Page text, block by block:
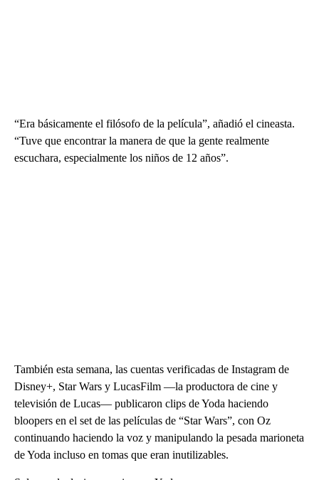
“Era básicamente el filósofo de la película”, añadió el cineasta.
“Tuve que encontrar la manera de que la gente realmente
escuchara, especialmente los niños de 12 años”.
También esta semana, las cuentas verificadas de Instagram de
Disney+, Star Wars y LucasFilm —la productora de cine y
televisión de Lucas— publicaron clips de Yoda haciendo
bloopers en el set de las películas de “Star Wars”, con Oz
continuando haciendo la voz y manipulando la pesada marioneta
de Yoda incluso en tomas que eran inutilizables.